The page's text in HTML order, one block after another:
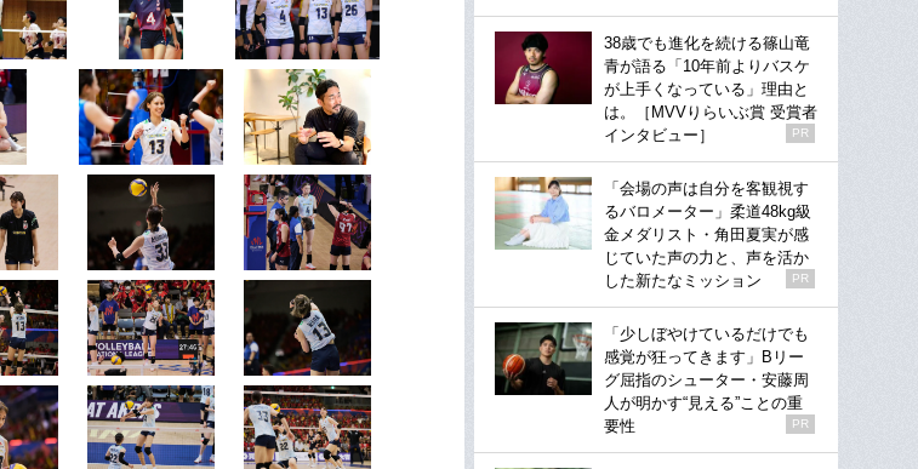
38歳でも進化を続ける篠山竜
青が語る「10年前よりバスケ
が上手くなっている」理由と
は。［MVVりらいぶ賞 受賞者
インタビュー］
PR
「会場の声は自分を客観視す
るバロメーター」柔道48kg級
金メダリスト・角田夏実が感
じていた声の力と、声を活か
した新たなミッション
PR
「少しぼやけているだけでも
感覚が狂ってきます」Bリー
グ屈指のシューター・安藤周
人が明かす“見える”ことの重
要性
PR